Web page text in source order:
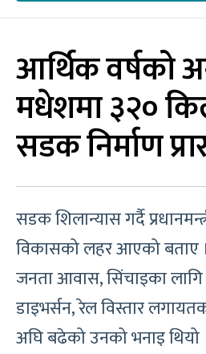
आर्थिक वर्षको
मधेशमा ३२०
सडक निर्माण
सडक शिलान्यास गर्दै
विकासको लहर आएको बताए ।
जनता आवास, सिंचाइका
डाइभर्सन, रेल विस्तार
अघि बढेको उनको भनाइ थियो